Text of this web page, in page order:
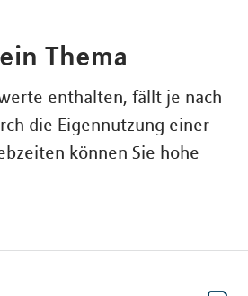
Thema
enthalten, fällt je nach
die Eigennutzung einer
können Sie hohe